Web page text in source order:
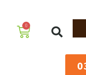
0